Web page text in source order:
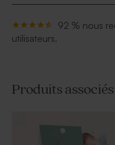
92 % nous
utilisateurs.
Produits associés